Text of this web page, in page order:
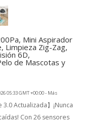
Mini Aspirador
Limpieza Zig-Zag,
6D,
de Mascotas y
05:33 GMT +00:00 - Más
Actualizada】¡Nunca
Con 26 sensores